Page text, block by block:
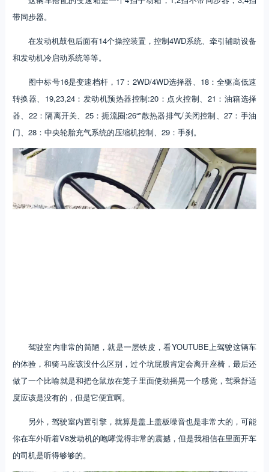
带同步器。
在发动机鼓包后面有14个操控装置，控制4WD系统、牵引辅助设备
和发动机冷启动系统等等。
图中标号16是变速档杆，17：2WD/4WD选择器、18：全驱高低速
转换器、19,23,24：发动机预热器控制:20：点火控制、21：油箱选择
器、22：隔离开关、25：扼流圈:26“”散热器排气/关闭控制、27：手油
门、28：中央轮胎充气系统的压缩机控制、29：手刹。
驾驶室内非常的简陋，就是一层铁皮，看YOUTUBE上驾驶这辆车
的体验，和骑马应该没什么区别，过个坑屁股肯定会离开座椅，最后还
做了一个比喻就是和把仓鼠放在笼子里面使劲摇晃一个感觉，驾乘舒适
度应该是没有的，但是它便宜啊。
另外，驾驶室内置引擎，就算是盖上盖板噪音也是非常大的，可能
你在车外听着V8发动机的咆哮觉得非常的震撼，但是我相信在里面开车
的司机是听得够够的。